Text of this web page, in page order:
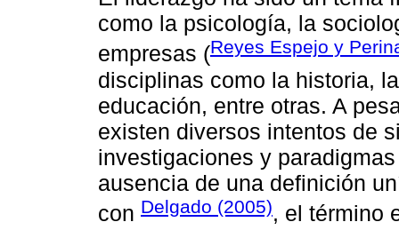
como la psicología, la
empresas (Reyes Espejo y
disciplinas como la historia,
educación, entre otras. A
existen diversos intentos de
investigaciones y
ausencia de una definición
con Delgado (2005), el término